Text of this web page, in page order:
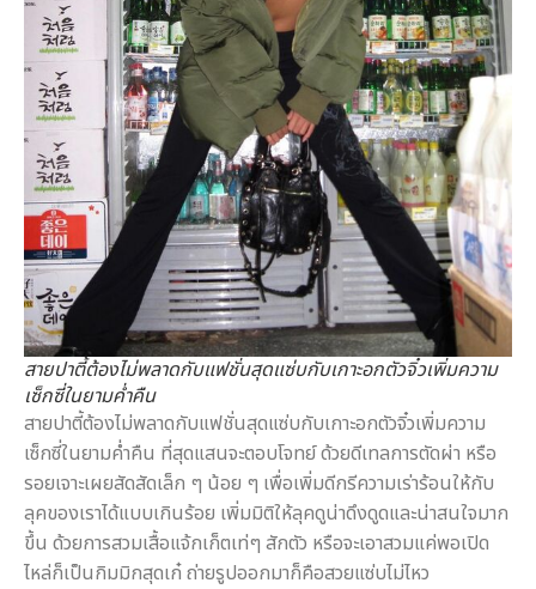
สายปาตี้ต้องไม่พลาดกับแฟชั่นสุดแซ่บกับเกาะอกตัวจิ๋วเพิ่มความ
เซ็กซี่ในยามค่ำคืน
สายปาตี้ต้องไม่พลาดกับแฟชั่นสุดแซ่บกับเกาะอกตัวจิ๋วเพิ่มความ
เซ็กซี่ในยามค่ำคืน ที่สุดแสนจะตอบโจทย์ ด้วยดีเทลการตัดผ่า หรือ
รอยเจาะเผยสัดสัดเล็ก ๆ น้อย ๆ เพื่อเพิ่มดีกรีความเร่าร้อนให้กับ
ลุคของเราได้แบบเกินร้อย เพิ่มมิติให้ลุคดูน่าดึงดูดและน่าสนใจมาก
ขึ้น ด้วยการสวมเสื้อแจ้กเก็ตเท่ๆ สักตัว หรือจะเอาสวมแค่พอเปิด
ไหล่ก็เป็นกิมมิกสุดเก๋ ถ่ายรูปออกมาก็คือสวยแซ่บไม่ไหว